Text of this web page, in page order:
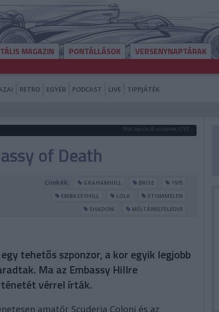
MAGAZIN PONTÁLLÁSOK VERSENYNAPTÁRAK
RETRO EGYÉB PODCAST LIVE TIPPJÁTÉK
2016. április 28. csütörtök, 07:02
of Death
Címkék: GRAHAMHILL BRISE
1975
EMBASSYHILL
LOLA
STOMMELEN
SHADOW
MÉLTÁNELFELEDVE
tehetős szponzor, a kor egyik legjobb
Ma az Embassy Hillre
vérrel írták.
amatőr Scuderia Coloni és az